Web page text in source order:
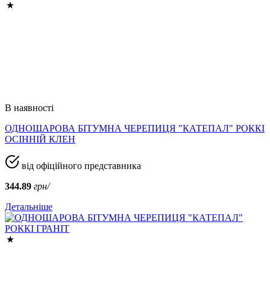
В наявності
ОДНОШАРОВА БІТУМНА ЧЕРЕПИЦЯ "КАТЕПАЛ" РОККІ
ОСІННІЙ КЛЕН
від офіційного представника
344.89 грн/
Детальніше